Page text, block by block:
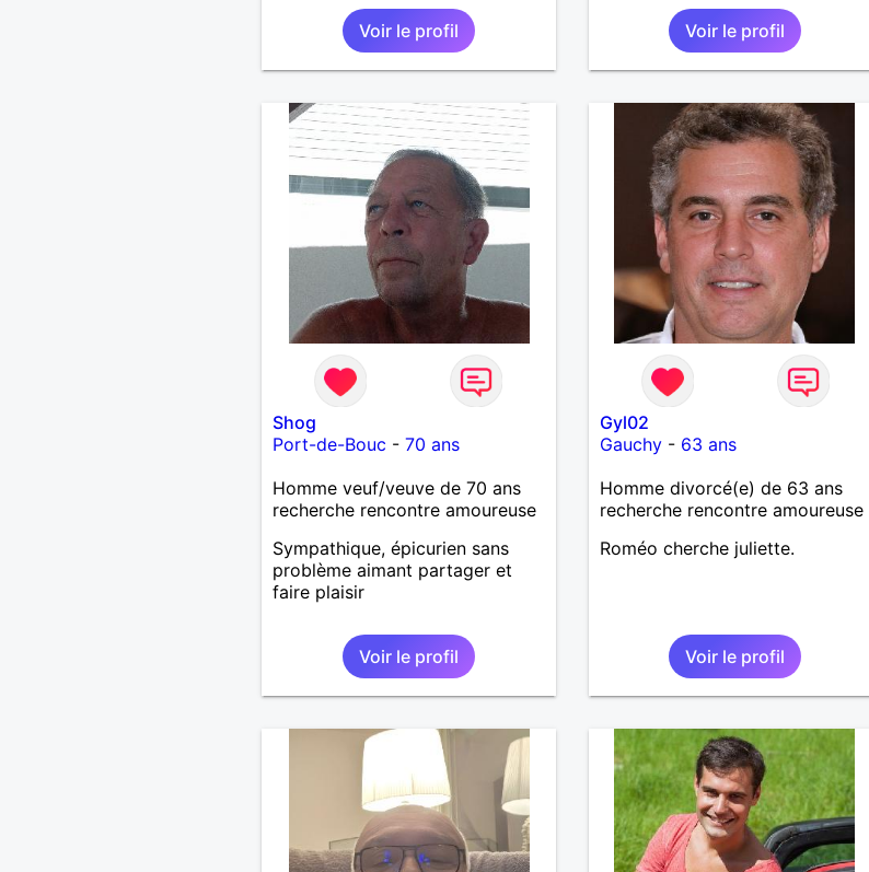
Voir le profil Voir le profil
Shog
Port-de-Bouc - 70 ans
Homme veuf/veuve de 70 ans
recherche rencontre amoureuse
Sympathique, épicurien sans
problème aimant partager et
faire plaisir
Voir le profil
Gyl02
Gauchy- 63 ans
Homme divorcé(e) de 63 ans
recherche rencontre amoureuse
Roméo cherche juliette.
Voir le profil